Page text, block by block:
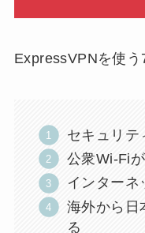
ExpressVPNを使う
セキュリテ
公衆Wi-Fi
インターネ
海外から日
る